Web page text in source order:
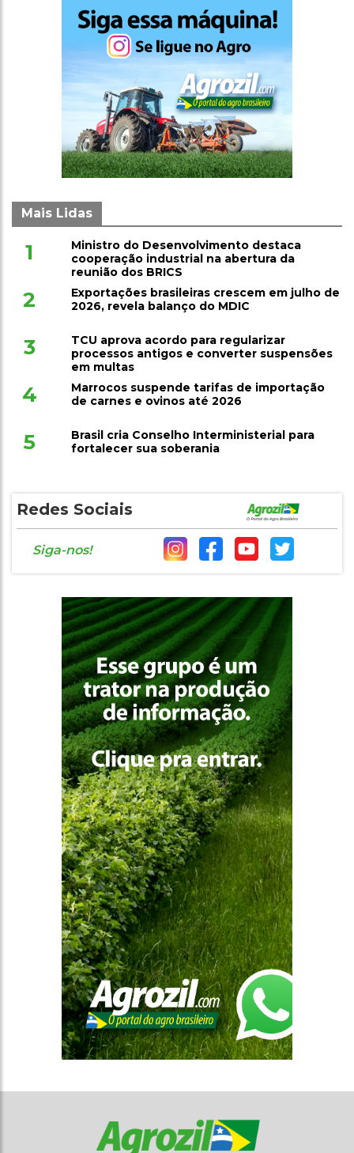
Mais Lidas
1
Ministro do Desenvolvimento destaca
cooperação industrial na abertura da
reunião dos BRICS
2
Exportações brasileiras crescem em julho de
2026, revela balanço do MDIC
3
TCU aprova acordo para regularizar
processos antigos e converter suspensões
em multas
4
Marrocos suspende tarifas de importação
de carnes e ovinos até 2026
5
Brasil cria Conselho Interministerial para
fortalecer sua soberania
Redes Sociais
Siga-nos!